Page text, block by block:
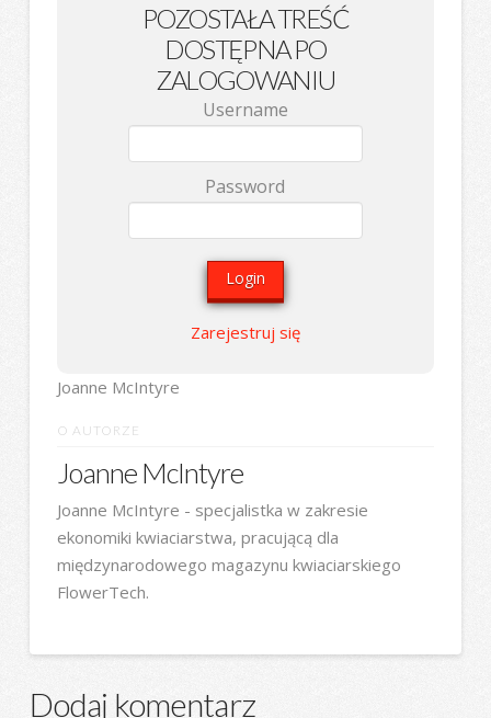
POZOSTAŁA TREŚĆ
DOSTĘPNA PO
ZALOGOWANIU
Username
Password
Zarejestruj się
Joanne McIntyre
O AUTORZE
Joanne McIntyre
Joanne McIntyre - specjalistka w zakresie
ekonomiki kwiaciarstwa, pracującą dla
międzynarodowego magazynu kwiaciarskiego
FlowerTech.
Dodaj komentarz